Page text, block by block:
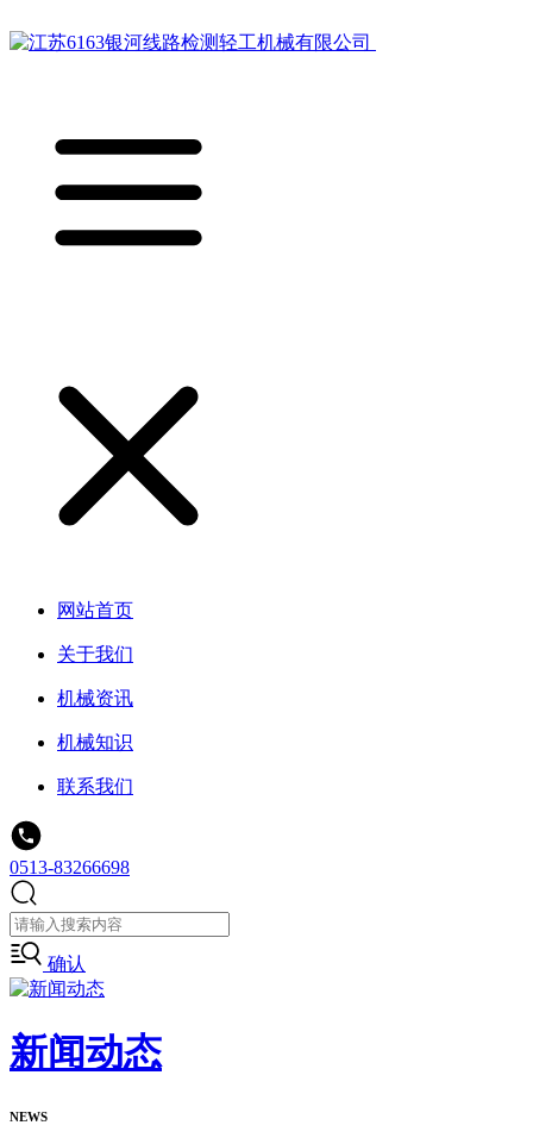
网站首页
关于我们
机械资讯
机械知识
联系我们
0513-83266698
确认
新闻动态
NEWS